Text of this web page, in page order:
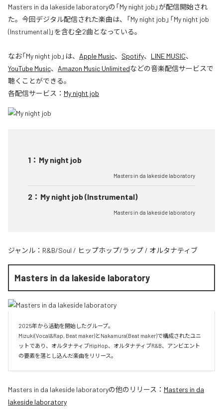
Masters in da lakeside laboratoryの「My night job」が配信開始され
た。今回デジタル配信された楽曲は、「My night job」「My night job
(Instrumental)」を含む全2曲となっている。
なお「My night job 」は、 Apple Music、 Spotify、 LINE MUSIC、
YouTube Music、 Amazon Music Unlimitedなどの音楽配信サービスで
聴くことができる。
各配信サービス： My night job
1 ： My night job
Masters in da lakeside laboratory
2 ： My night job (Instrumental)
Masters in da lakeside laboratory
ジャンル： R&B/Soul / ヒップホップ/ラップ / オルタナティブ
Masters in da lakeside laboratory
2025年から活動を開始したグループ。
Mizuki(Vocal&Rap, Beat maker)とNakamura(Beat maker)で構成されたユニ
ットであり、オルタナティブHipHop、オルタナティブR&B、アンビエント
Masters in da lakeside laboratoryの他のリリース： Masters in da
lakeside laboratory